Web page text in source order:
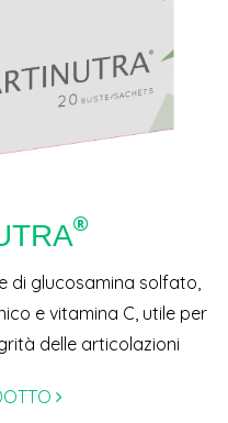
di glucosamina solfato,
e vitamina C, utile per
delle articolazioni